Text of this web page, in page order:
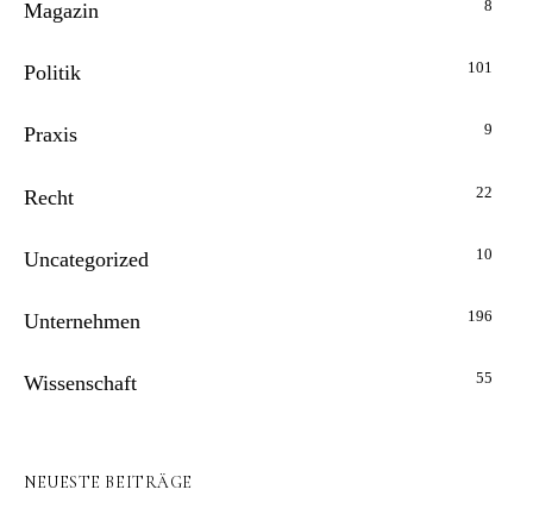
Magazin 8
Politik 101
Praxis 9
Recht 22
Uncategorized 10
Unternehmen 196
Wissenschaft 55
NEUESTE BEITRÄGE